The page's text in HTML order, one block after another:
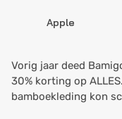
Apple
Vorig jaar deed
30% korting op
bamboekleding kon